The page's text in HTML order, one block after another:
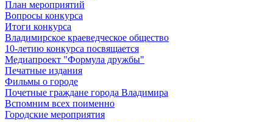
План мероприятий
Вопросы конкурса
Итоги конкурса
Владимирское краеведческое общество
10-летию конкурса посвящается
Медиапроект "Формула дружбы"
Печатные издания
Фильмы о городе
Почетные граждане города Владимира
Вспомним всех поименно
Городские мероприятия